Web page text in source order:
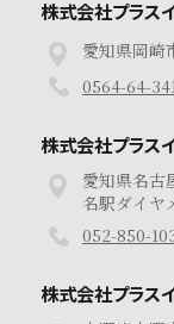
株式会社プラス
愛知県岡崎
0564-64-
株式会社プラス
愛知県名古
名駅ダイヤ
052-850-
株式会社プラス